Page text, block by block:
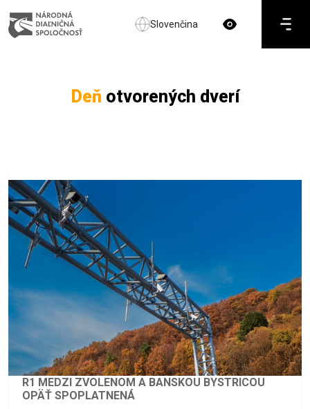
Slovenčina
Deň otvorených dverí
R1 MEDZI ZVOLENOM A BANSKOU BYSTRICOU
OPÄŤ SPOPLATNENÁ